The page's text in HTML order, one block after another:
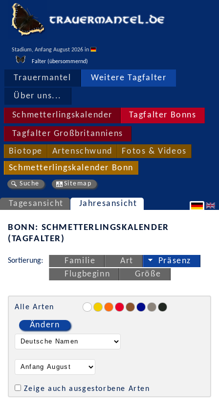
Stadium, Anfang August 2026 in
Falter (übersommernd)
Trauermantel Weitere Tagfalter
Über uns...
Schmetterlingskalender Tagfalter Bonns
Tagfalter Großbritanniens
Biotope Artenschwund Fotos & Videos
Schmetterlingskalender Bonn
Suche Sitemap
Tagesansicht Jahresansicht
BONN: SCHMETTERLINGSKALENDER
(TAGFALTER)
Sortierung: Familie Art
Präsenz
Flugbeginn
Größe
Alle Arten
Ändern
Zeige auch ausgestorbene Arten